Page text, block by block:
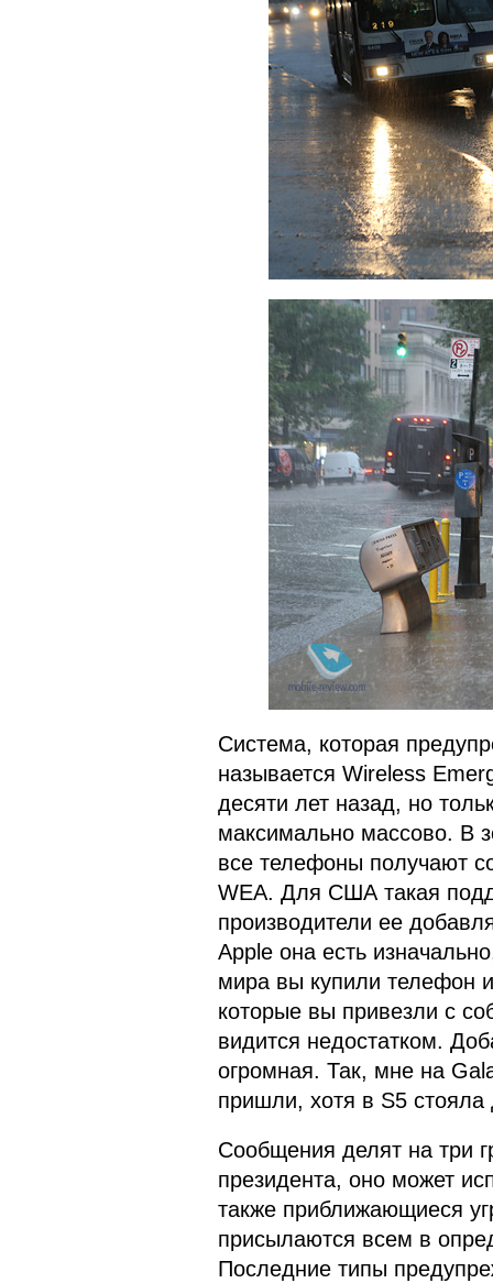
Система, которая
называется Wireless
десяти лет назад, но
максимально массово. В
все телефоны получают
WEA. Для США такая
производители ее
Apple она есть
мира вы купили телефон
которые вы привезли с
видится недостатком.
огромная. Так, мне на
пришли, хотя в S5
Сообщения делят на три
президента, оно может
также приближающиеся
присылаются всем в
Последние типы